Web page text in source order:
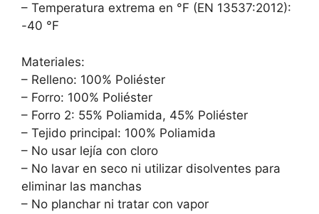
– Temperatura extrema en °F (EN 13537:2012):
-40 °F
Materiales:
– Relleno: 100% Poliéster
– Forro: 100% Poliéster
– Forro 2: 55% Poliamida, 45% Poliéster
– Tejido principal: 100% Poliamida
– No usar lejía con cloro
– No lavar en seco ni utilizar disolventes para
eliminar las manchas
– No planchar ni tratar con vapor